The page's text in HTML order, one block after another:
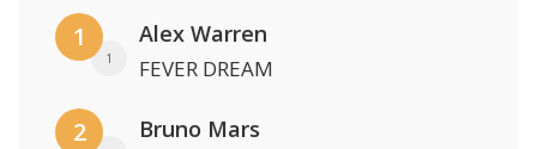
1
1
Alex Warren
FEVER DREAM
2 Bruno Mars